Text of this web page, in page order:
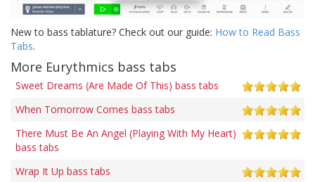
New to bass tablature? Check out our guide: How to Read Bass
Tabs.
More Eurythmics bass tabs
Sweet Dreams (Are Made Of This) bass tabs
When Tomorrow Comes bass tabs
There Must Be An Angel (Playing With My Heart)
bass tabs
Wrap It Up bass tabs